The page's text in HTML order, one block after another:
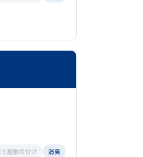
ミ屋敷片付け
消臭